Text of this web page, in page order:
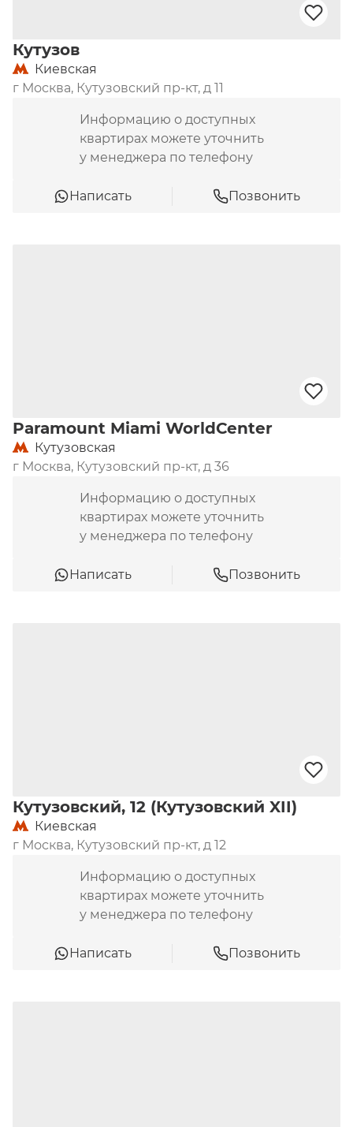
Кутузов
Киевская
г Москва, Кутузовский пр-кт, д 11
Информацию о доступных
квартирах можете уточнить
у менеджера по телефону
Написать Позвонить
Paramount Miami WorldCenter
Кутузовская
г Москва, Кутузовский пр-кт, д 36
Информацию о доступных
квартирах можете уточнить
у менеджера по телефону
Написать Позвонить
Кутузовский, 12 (Кутузовский XII)
Киевская
г Москва, Кутузовский пр-кт, д 12
Информацию о доступных
квартирах можете уточнить
у менеджера по телефону
Написать Позвонить